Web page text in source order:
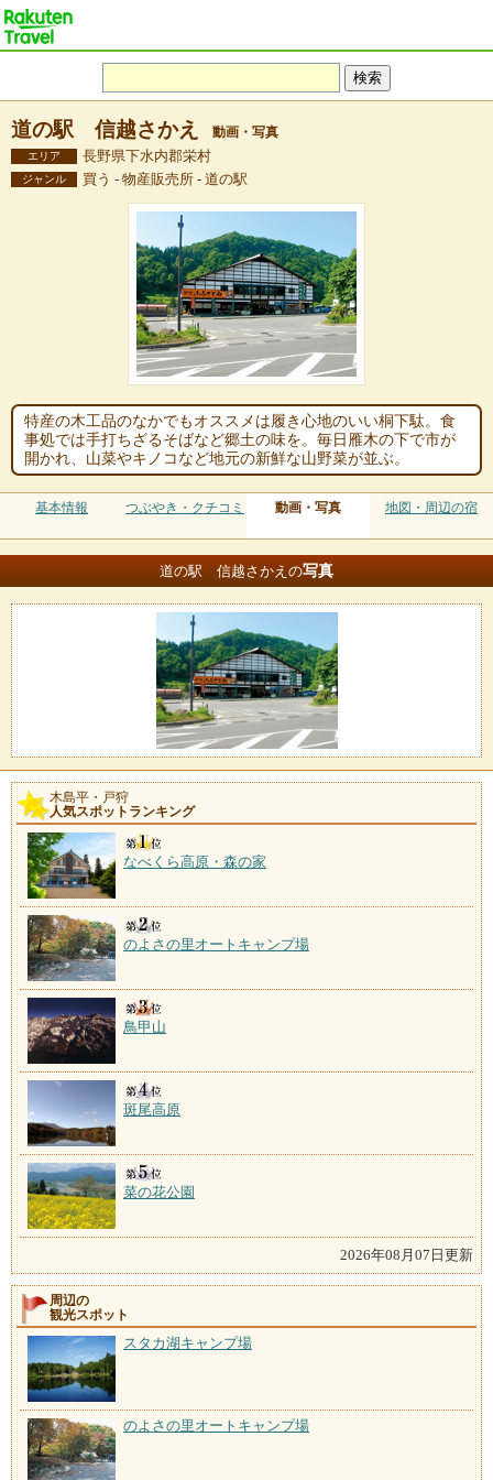
道の駅 信越さかえ 動画・写真
エリア 長野県下水内郡栄村
ジャンル 買う - 物産販売所 - 道の駅
特産の木工品のなかでもオススメは履き心地のいい桐下駄。食
事処では手打ちざるそばなど郷土の味を。毎日雁木の下で市が
開かれ、山菜やキノコなど地元の新鮮な山野菜が並ぶ。
基本情報 つぶやき・クチコミ 動画・写真 地図・周辺の宿
道の駅 信越さかえの写真
木島平・戸狩
人気スポットランキング
なべくら高原・森の家
のよさの里オートキャンプ場
鳥甲山
斑尾高原
菜の花公園
2026年08月07日更新
周辺の
観光スポット
スタカ湖キャンプ場
のよさの里オートキャンプ場